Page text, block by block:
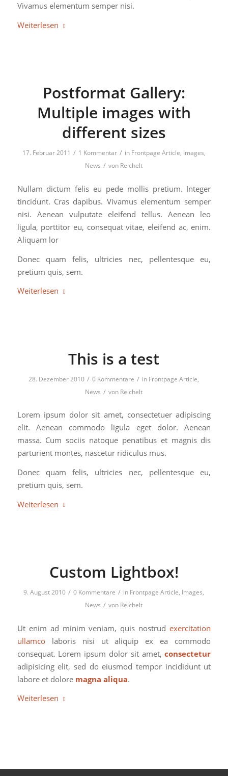
Vivamus elementum semper nisi.
Weiterlesen
Postformat Gallery:
Multiple images with
different sizes
17. Februar 2011 / 1 Kommentar / in Frontpage Article, Images,
News / von Reichelt
Nullam dictum felis eu pede mollis pretium. Integer
tincidunt. Cras dapibus. Vivamus elementum semper
nisi. Aenean vulputate eleifend tellus. Aenean leo
ligula, porttitor eu, consequat vitae, eleifend ac, enim.
Aliquam lor
Donec quam felis, ultricies nec, pellentesque eu,
pretium quis, sem.
Weiterlesen
This is a test
28. Dezember 2010 / 0 Kommentare / in Frontpage Article,
News / von Reichelt
Lorem ipsum dolor sit amet, consectetuer adipiscing
elit. Aenean commodo ligula eget dolor. Aenean
massa. Cum sociis natoque penatibus et magnis dis
parturient montes, nascetur ridiculus mus.
Donec quam felis, ultricies nec, pellentesque eu,
pretium quis, sem.
Weiterlesen
Custom Lightbox!
9. August 2010 / 0 Kommentare / in Frontpage Article, Images,
News / von Reichelt
Ut enim ad minim veniam, quis nostrudexercitation
ullamcolaboris nisi ut aliquip ex ea commodo
consequat. Lorem ipsum dolor sit amet,consectetur
adipisicing elit, sed do eiusmod tempor incididunt ut
labore et dolore magna aliqua.
Weiterlesen